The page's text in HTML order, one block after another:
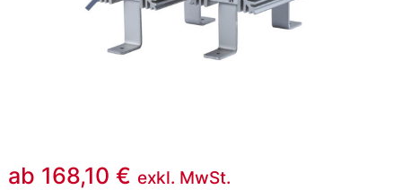
ab 168,10 € exkl. MwSt.